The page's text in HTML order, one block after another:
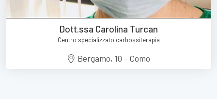
Dott.ssa Carolina Turcan
Centro specializzato carbossiterapia
Bergamo, 10 - Como